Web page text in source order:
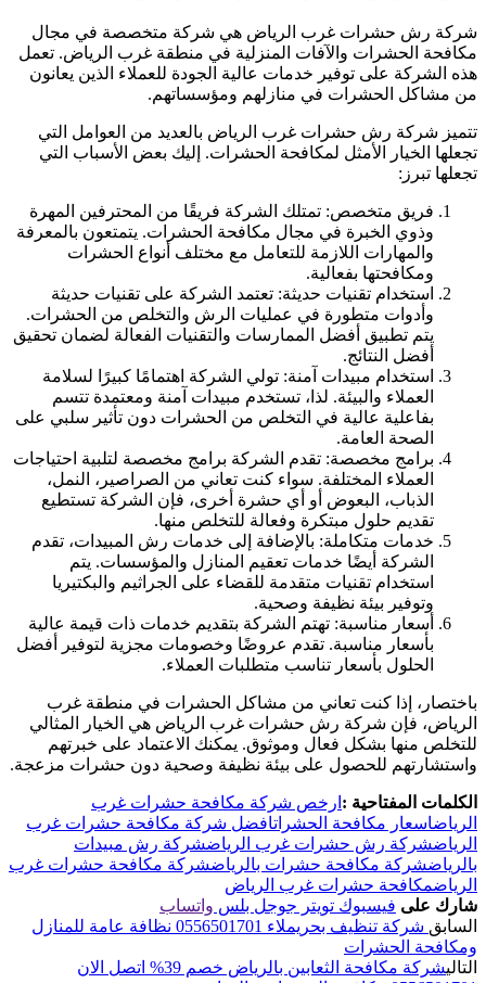
شركة رش حشرات غرب الرياض هي شركة متخصصة في مجال
مكافحة الحشرات والآفات المنزلية في منطقة غرب الرياض. تعمل
هذه الشركة على توفير خدمات عالية الجودة للعملاء الذين يعانون
من مشاكل الحشرات في منازلهم ومؤسساتهم.
تتميز شركة رش حشرات غرب الرياض بالعديد من العوامل التي
تجعلها الخيار الأمثل لمكافحة الحشرات. إليك بعض الأسباب التي
تجعلها تبرز:
فريق متخصص: تمتلك الشركة فريقًا من المحترفين المهرة
وذوي الخبرة في مجال مكافحة الحشرات. يتمتعون بالمعرفة
والمهارات اللازمة للتعامل مع مختلف أنواع الحشرات
ومكافحتها بفعالية.
استخدام تقنيات حديثة: تعتمد الشركة على تقنيات حديثة
وأدوات متطورة في عمليات الرش والتخلص من الحشرات.
يتم تطبيق أفضل الممارسات والتقنيات الفعالة لضمان تحقيق
أفضل النتائج.
استخدام مبيدات آمنة: تولي الشركة اهتمامًا كبيرًا لسلامة
العملاء والبيئة. لذا، تستخدم مبيدات آمنة ومعتمدة تتسم
بفاعلية عالية في التخلص من الحشرات دون تأثير سلبي على
الصحة العامة.
برامج مخصصة: تقدم الشركة برامج مخصصة لتلبية احتياجات
العملاء المختلفة. سواء كنت تعاني من الصراصير، النمل،
الذباب، البعوض أو أي حشرة أخرى، فإن الشركة تستطيع
تقديم حلول مبتكرة وفعالة للتخلص منها.
خدمات متكاملة: بالإضافة إلى خدمات رش المبيدات، تقدم
الشركة أيضًا خدمات تعقيم المنازل والمؤسسات. يتم
استخدام تقنيات متقدمة للقضاء على الجراثيم والبكتيريا
وتوفير بيئة نظيفة وصحية.
أسعار مناسبة: تهتم الشركة بتقديم خدمات ذات قيمة عالية
بأسعار مناسبة. تقدم عروضًا وخصومات مجزية لتوفير أفضل
الحلول بأسعار تناسب متطلبات العملاء.
باختصار، إذا كنت تعاني من مشاكل الحشرات في منطقة غرب
الرياض، فإن شركة رش حشرات غرب الرياض هي الخيار المثالي
للتخلص منها بشكل فعال وموثوق. يمكنك الاعتماد على خبرتهم
واستشارتهم للحصول على بيئة نظيفة وصحية دون حشرات مزعجة.
الكلمات المفتاحية : ارخص شركة مكافحة حشرات غرب
الرياضاسعار مكافحة الحشراتافضل شركة مكافحة حشرات غرب
الرياضشركة رش حشرات غرب الرياضشركة رش مبيدات
بالرياضشركة مكافحة حشرات بالرياضشركة مكافحة حشرات غرب
الرياضمكافحة حشرات غرب الرياض
شارك على فيسبوك تويتر جوجل بلس واتساب
السابق
شركة تنظيف بحريملاء 0556501701 نظافة عامة للمنازل
ومكافحة الحشرات
التالي
شركة مكافحة الثعابين بالرياض خصم 39% اتصل الان